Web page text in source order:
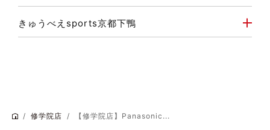
きゅうべえsports京都下鴨
修学院店 【修学院店】Panasonic...